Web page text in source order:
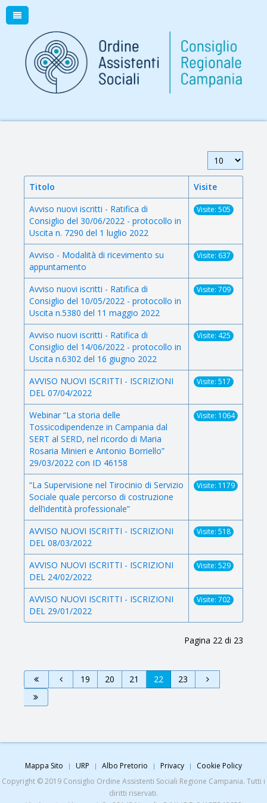
Visualizza n.
Titolo
Visite
Avviso nuovi iscritti - Ratifica di
Consiglio del 30/06/2022 - protocollo in
Uscita n. 7290 del 1 luglio 2022
Visite: 505
Avviso - Modalità di ricevimento su
appuntamento
Visite: 637
Avviso nuovi iscritti - Ratifica di
Consiglio del 10/05/2022 - protocollo in
Uscita n.5380 del 11 maggio 2022
Visite: 709
Avviso nuovi iscritti - Ratifica di
Consiglio del 14/06/2022 - protocollo in
Uscita n.6302 del 16 giugno 2022
Visite: 425
AVVISO NUOVI ISCRITTI - ISCRIZIONI
DEL 07/04/2022
Visite: 517
Webinar “La storia delle
Tossicodipendenze in Campania dal
SERT al SERD, nel ricordo di Maria
Rosaria Minieri e Antonio Borriello”
29/03/2022 con ID 46158
Visite: 1064
“La Supervisione nel Tirocinio di Servizio
Sociale quale percorso di costruzione
dell’identità professionale”
Visite: 1179
AVVISO NUOVI ISCRITTI - ISCRIZIONI
DEL 08/03/2022
Visite: 518
AVVISO NUOVI ISCRITTI - ISCRIZIONI
DEL 24/02/2022
Visite: 529
AVVISO NUOVI ISCRITTI - ISCRIZIONI
DEL 29/01/2022
Visite: 702
Pagina 22 di 23
19 20 21 22 23
Mappa Sito URP Albo Pretorio Privacy
Cookie Policy
Copyright © 2019 Consiglio Ordine Assistenti Sociali Regione Campania. Tutti i
diritti riservati.